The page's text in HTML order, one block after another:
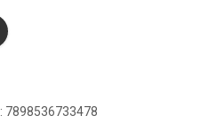
7898536733478